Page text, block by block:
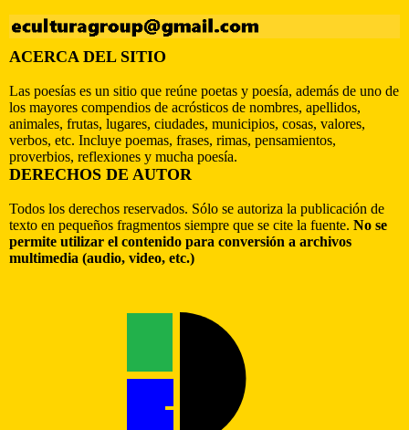
ACERCA DEL SITIO
Las poesías es un sitio que reúne poetas y poesía, además de uno de
los mayores compendios de acrósticos de nombres, apellidos,
animales, frutas, lugares, ciudades, municipios, cosas, valores,
verbos, etc. Incluye poemas, frases, rimas, pensamientos,
proverbios, reflexiones y mucha poesía.
DERECHOS DE AUTOR
Todos los derechos reservados. Sólo se autoriza la publicación de
texto en pequeños fragmentos siempre que se cite la fuente. No se
permite utilizar el contenido para conversión a archivos
multimedia (audio, video, etc.)